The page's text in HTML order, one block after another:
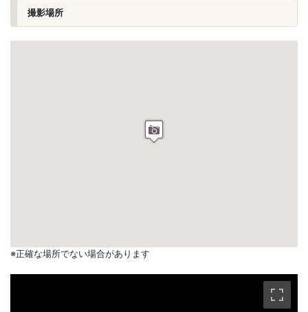
撮影場所
※正確な場所でない場合があります